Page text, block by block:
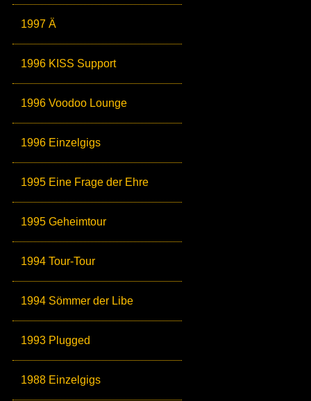
1997 Ä
1996 KISS Support
1996 Voodoo Lounge
1996 Einzelgigs
1995 Eine Frage der Ehre
1995 Geheimtour
1994 Tour-Tour
1994 Sömmer der Libe
1993 Plugged
1988 Einzelgigs